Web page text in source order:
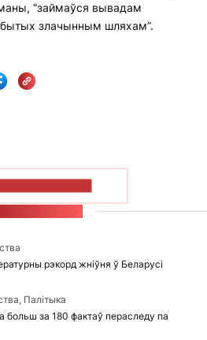
“займаўся вывадам
злачынным шляхам”.
рэкорд жніўня ў Беларусі
Палітыка
за 180 фактаў пераследу па